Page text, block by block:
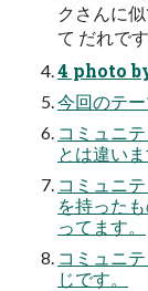
クさんに
て だれで
4 photo
今回のテ
コミュニ
とは違いま
コミュニ
を持った
ってます。
コミュニ
じです。